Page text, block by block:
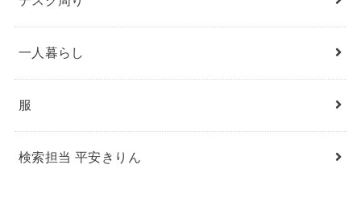
一人暮らし
服
検索担当 平安きりん